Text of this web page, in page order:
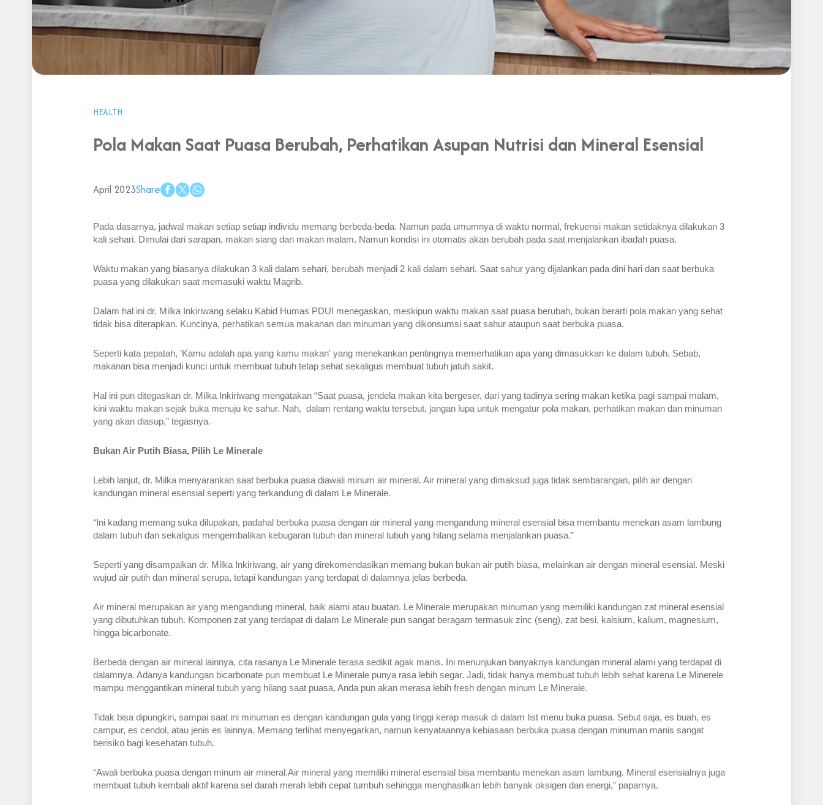
HEALTH
Pola Makan Saat Puasa Berubah, Perhatikan Asupan Nutrisi dan Mineral Esensial
April 2023Share
Pada dasarnya, jadwal makan setiap setiap individu memang berbeda-beda. Namun pada umumnya di waktu normal, frekuensi makan setidaknya dilakukan 3
kali sehari. Dimulai dari sarapan, makan siang dan makan malam. Namun kondisi ini otomatis akan berubah pada saat menjalankan ibadah puasa.
Waktu makan yang biasanya dilakukan 3 kali dalam sehari, berubah menjadi 2 kali dalam sehari. Saat sahur yang dijalankan pada dini hari dan saat berbuka
puasa yang dilakukan saat memasuki waktu Magrib.
Dalam hal ini dr. Milka Inkiriwang selaku Kabid Humas PDUI menegaskan, meskipun waktu makan saat puasa berubah, bukan berarti pola makan yang sehat
tidak bisa diterapkan. Kuncinya, perhatikan semua makanan dan minuman yang dikonsumsi saat sahur ataupun saat berbuka puasa.
Seperti kata pepatah, 'Kamu adalah apa yang kamu makan' yang menekankan pentingnya memerhatikan apa yang dimasukkan ke dalam tubuh. Sebab,
makanan bisa menjadi kunci untuk membuat tubuh tetap sehat sekaligus membuat tubuh jatuh sakit.
Hal ini pun ditegaskan dr. Milka Inkiriwang mengatakan “Saat puasa, jendela makan kita bergeser, dari yang tadinya sering makan ketika pagi sampai malam,
kini waktu makan sejak buka menuju ke sahur. Nah,  dalam rentang waktu tersebut, jangan lupa untuk mengatur pola makan, perhatikan makan dan minuman
yang akan diasup,” tegasnya.
Bukan Air Putih Biasa, Pilih Le Minerale
Lebih lanjut, dr. Milka menyarankan saat berbuka puasa diawali minum air mineral. Air mineral yang dimaksud juga tidak sembarangan, pilih air dengan
kandungan mineral esensial seperti yang terkandung di dalam Le Minerale.
“Ini kadang memang suka dilupakan, padahal berbuka puasa dengan air mineral yang mengandung mineral esensial bisa membantu menekan asam lambung
dalam tubuh dan sekaligus mengembalikan kebugaran tubuh dan mineral tubuh yang hilang selama menjalankan puasa.”
Seperti yang disampaikan dr. Milka Inkiriwang, air yang direkomendasikan memang bukan bukan air putih biasa, melainkan air dengan mineral esensial. Meski
wujud air putih dan mineral serupa, tetapi kandungan yang terdapat di dalamnya jelas berbeda.
Air mineral merupakan air yang mengandung mineral, baik alami atau buatan. Le Minerale merupakan minuman yang memiliki kandungan zat mineral esensial
yang dibutuhkan tubuh. Komponen zat yang terdapat di dalam Le Minerale pun sangat beragam termasuk zinc (seng), zat besi, kalsium, kalium, magnesium,
hingga bicarbonate.
Berbeda dengan air mineral lainnya, cita rasanya Le Minerale terasa sedikit agak manis. Ini menunjukan banyaknya kandungan mineral alami yang terdapat di
dalamnya. Adanya kandungan bicarbonate pun membuat Le Minerale punya rasa lebih segar. Jadi, tidak hanya membuat tubuh lebih sehat karena Le Minerele
mampu menggantikan mineral tubuh yang hilang saat puasa, Anda pun akan merasa lebih fresh dengan minum Le Minerale.
Tidak bisa dipungkiri, sampai saat ini minuman es dengan kandungan gula yang tinggi kerap masuk di dalam list menu buka puasa. Sebut saja, es buah, es
campur, es cendol, atau jenis es lainnya. Memang terlihat menyegarkan, namun kenyataannya kebiasaan berbuka puasa dengan minuman manis sangat
berisiko bagi kesehatan tubuh.
“Awali berbuka puasa dengan minum air mineral.Air mineral yang memiliki mineral esensial bisa membantu menekan asam lambung. Mineral esensialnya juga
membuat tubuh kembali aktif karena sel darah merah lebih cepat tumbuh sehingga menghasilkan lebih banyak oksigen dan energi,” paparnya.